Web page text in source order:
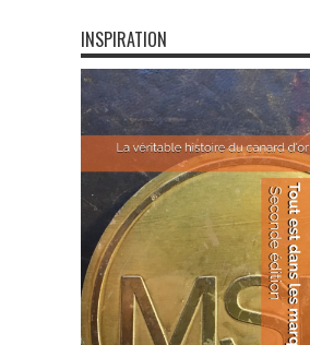
INSPIRATION